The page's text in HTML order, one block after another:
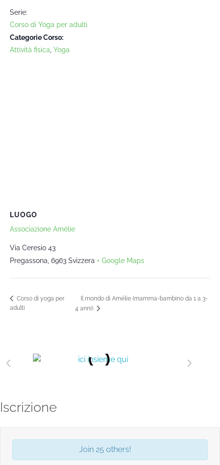
Serie:
Corso di Yoga per adulti
Categorie Corso:
Attività fisica Yoga
LUOGO
Associazione Amélie
Via Ceresio 43
Pregassona 6963 Svizzera + Google Maps
Corso di yoga per
adulti
Il mondo di Amélie (mamma-bambino da 1 a 3-
4 anni)
Iscrizione
Join 25 others!